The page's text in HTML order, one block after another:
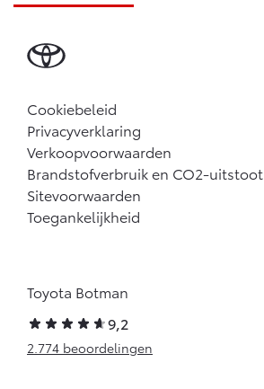
Cookiebeleid
Privacyverklaring
Verkoopvoorwaarden
Brandstofverbruik en CO2-uitstoot
Sitevoorwaarden
Toegankelijkheid
Toyota Botman
9,2
2.774 beoordelingen